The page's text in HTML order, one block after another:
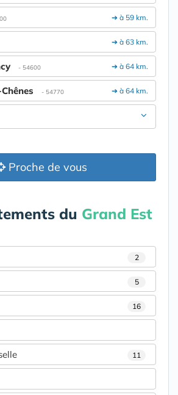
➔ à 59 km.
➔ à 63 km.
➔ à 64 km.
- 54600
➔ à 64 km.
- 54770
Proche de vous
du Grand Est
2
5
16
11